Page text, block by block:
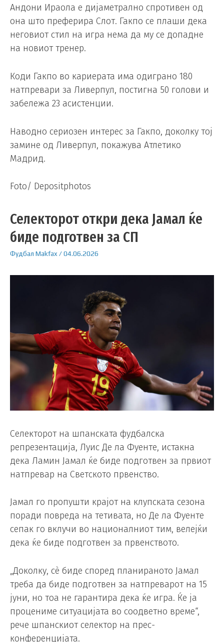
Андони Ираола е дијаметрално спротивен од
она што преферира Слот. Гакпо се плаши дека
неговиот стил на игра нема да му се допадне
на новиот тренер.
Коди Гакпо во кариерата има одиграно 180
натпревари за Ливерпул, постигна 50 голови и
забележа 23 асистенции.
Наводно сериозен интерес за Гакпо, доколку тој
замине од Ливерпул, покажува Атлетико
Мадрид.
Foto/ Depositphotos
Селекторот откри дека Јамал ќе
биде подготвен за СП
Фудбал Makfax /04.06.2026
Селекторот на шпанската фудбалска
репрезентација, Луис Де ла Фуенте, истакна
дека Ламин Јамал ​​ќе биде подготвен за првиот
натпревар на Светското првенство.
Јамал ​​го пропушти крајот на клупската сезона
поради повреда на тетивата, но Де ла Фуенте
сепак го вклучи во националниот тим, велејќи
дека ќе биде подготвен за првенството.
„Доколку, сè биде според планираното Јамал
треба да биде подготвен за натпреварот на 15
јуни, но тоа не гарантира дека ќе игра. Ќе ја
процениме ситуацијата во соодветно време“,
рече шпанскиот селектор на прес-
конференцијата.